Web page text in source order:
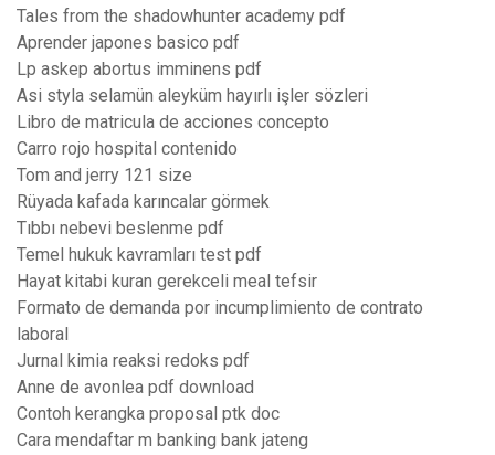
Tales from the shadowhunter academy pdf
Aprender japones basico pdf
Lp askep abortus imminens pdf
Asi styla selamün aleyküm hayırlı işler sözleri
Libro de matricula de acciones concepto
Carro rojo hospital contenido
Tom and jerry 121 size
Rüyada kafada karıncalar görmek
Tıbbı nebevi beslenme pdf
Temel hukuk kavramları test pdf
Hayat kitabi kuran gerekceli meal tefsir
Formato de demanda por incumplimiento de contrato
laboral
Jurnal kimia reaksi redoks pdf
Anne de avonlea pdf download
Contoh kerangka proposal ptk doc
Cara mendaftar m banking bank jateng